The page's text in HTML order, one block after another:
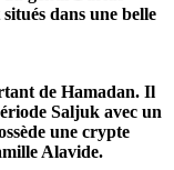
dans une belle
de Hamadan. Il
Saljuk avec un
une crypte
Alavide.